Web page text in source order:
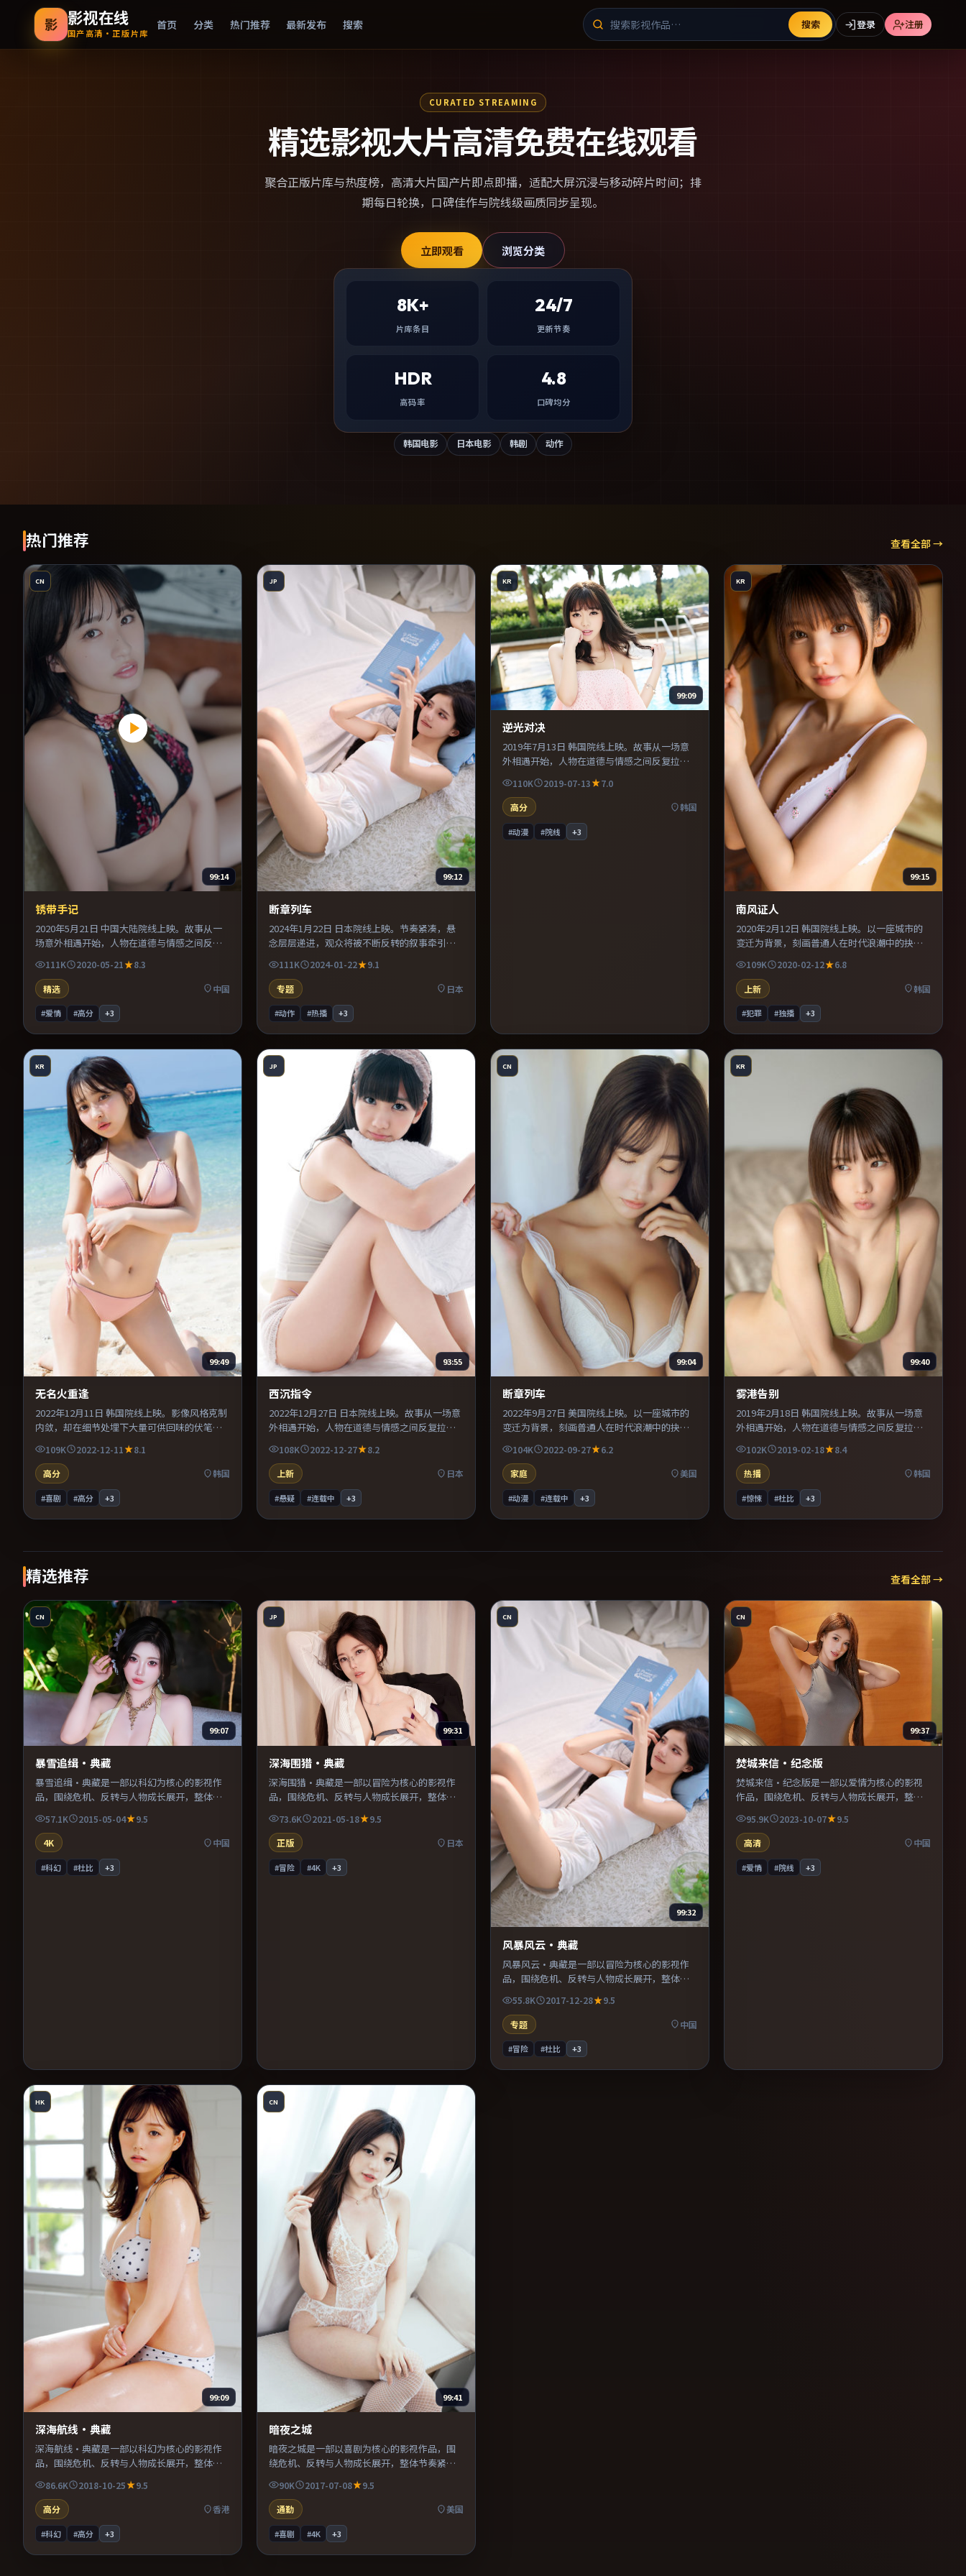
影 影视在线
国产高清·正版片库
首页 分类 热门推荐 最新发布 搜索 搜索 登录 注册
CURATED STREAMING
精选影视大片高清免费在线观看
聚合正版片库与热度榜， 高清大片国产片即点即播，适配大屏沉浸与移动碎片时间；排
期每日轮换，口碑佳作与院线级画质同步呈现。
立即观看 浏览分类
8K+
片库条目
24/7
更新节奏
HDR
高码率
4.8
口碑均分
韩国电影 日本电影 韩剧 动作
热门推荐 查看全部 →
CN
99:14
锈带手记
2020年5月21日 中国大陆院线上映。故事从一
场意外相遇开始，人物在道德与情感之间反复
机提供可信支撑。整体完成度较高，适合周末
一口气看完。
111K 2020-05-21
8.3
精选
中国
#爱情 #高分 +3
JP
99:12
断章列车
2024年1月22日 日本院线上映。节奏紧凑，悬
念层层递进，观众将被不断反转的叙事牵引。
浸其中。片尾留白意味深长，值得二刷细品台
词与构图。
111K 2024-01-22
9.1
专题
日本
#动作 #热播 +3
KR
99:09
逆光对决
2019年7月13日 韩国院线上映。故事从一场意
外相遇开始，人物在道德与情感之间反复拉
扯。剪辑利落，信息密度高，适合喜欢烧脑与
推理的观众。推荐给偏爱群像戏与命运母题的
影迷。
110K 2019-07-13
7.0
高分
韩国
#动漫 #院线 +3
KR
99:15
南风证人
2020年2月12日 韩国院线上映。以一座城市的
变迁为背景，刻画普通人在时代浪潮中的抉
推理的观众。片尾留白意味深长，值得二刷细
品台词与构图。
109K 2020-02-12
6.8
上新
韩国
#犯罪 #独播 +3
KR
99:49
无名火重逢
2022年12月11日 韩国院线上映。影像风格克制
内敛，却在细节处埋下大量可供回味的伏笔。
主演之间的化学反应自然可信，对手戏张力贯
穿全片。推荐给偏爱群像戏与命运母题的影
迷。
109K 2022-12-11
8.1
高分
韩国
#喜剧 #高分 +3
JP
93:55
西沉指令
2022年12月27日 日本院线上映。故事从一场意
外相遇开始，人物在道德与情感之间反复拉
扯。美术与服化道还原年代氛围，为人物动机
提供可信支撑。适合喜欢现实主义题材的观
众，情绪后劲较足。
108K 2022-12-27
8.2
上新
日本
#悬疑 #连载中 +3
CN
99:04
断章列车
2022年9月27日 美国院线上映。以一座城市的
变迁为背景，刻画普通人在时代浪潮中的抉
择。配乐与声场设计突出环境质感，使观众更
易沉浸其中。整体完成度较高，适合周末一口
气看完。
104K 2022-09-27
6.2
家庭
美国
#动漫 #连载中 +3
KR
99:40
雾港告别
2019年2月18日 韩国院线上映。故事从一场意
外相遇开始，人物在道德与情感之间反复拉
扯。美术与服化道还原年代氛围，为人物动机
提供可信支撑。既有类型片爽感，也保留作者
表达，口碑潜力不俗。
102K 2019-02-18
8.4
热播
韩国
#惊悚 #杜比 +3
精选推荐 查看全部 →
CN
99:07
暴雪追缉·典藏
暴雪追缉·典藏是一部以科幻为核心的影视作
品，围绕危机、反转与人物成长展开，整体节
奏紧凑，值得推荐观看。
57.1K 2015-05-04
9.5
4K
中国
#科幻 #杜比 +3
JP
99:31
深海围猎·典藏
深海围猎·典藏是一部以冒险为核心的影视作
品，围绕危机、反转与人物成长展开，整体节
奏紧凑，值得推荐观看。
73.6K 2021-05-18
9.5
正版
日本
#冒险 #4K +3
CN
99:32
风暴风云·典藏
风暴风云·典藏是一部以冒险为核心的影视作
品，围绕危机、反转与人物成长展开，整体节
55.8K 2017-12-28
9.5
专题
中国
#冒险 #杜比 +3
CN
99:37
焚城来信·纪念版
焚城来信·纪念版是一部以爱情为核心的影视
作品，围绕危机、反转与人物成长展开，整体
节奏紧凑，值得推荐观看。
95.9K 2023-10-07
9.5
高清
中国
#爱情 #院线 +3
HK
99:09
深海航线·典藏
深海航线·典藏是一部以科幻为核心的影视作
品，围绕危机、反转与人物成长展开，整体节
奏紧凑，值得推荐观看。
86.6K 2018-10-25
9.5
高分
香港
#科幻 #高分 +3
CN
99:41
暗夜之城
暗夜之城是一部以喜剧为核心的影视作品，围
绕危机、反转与人物成长展开，整体节奏紧
凑，值得推荐观看。
90K 2017-07-08
9.5
通勤
美国
#喜剧 #4K +3